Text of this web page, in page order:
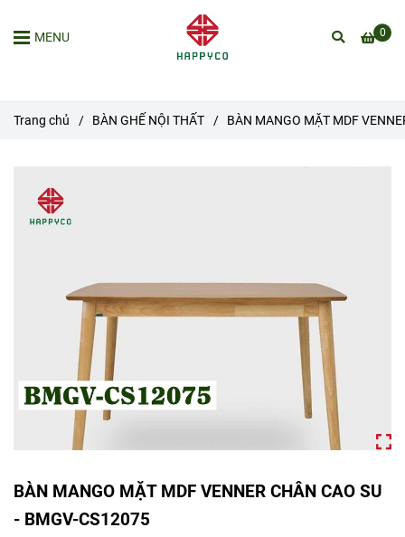
0
MENU
Trang chủ / BÀN GHẾ NỘI THẤT / BÀN MANGO MẶT MDF
BÀN MANGO MẶT MDF VENNER CHÂN CAO SU
- BMGV-CS12075